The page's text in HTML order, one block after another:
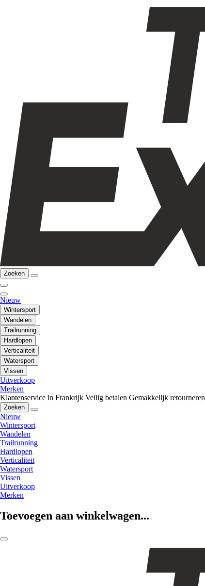
Zoeken
Nieuw
Wintersport
Wandelen
Trailrunning
Hardlopen
Verticaliteit
Watersport
Vissen
Uitverkoop
Merken
Klantenservice in Frankrijk Veilig betalen Gemakkelijk retourneren
Zoeken
Nieuw
Wintersport
Wandelen
Trailrunning
Hardlopen
Verticaliteit
Watersport
Vissen
Uitverkoop
Merken
Toevoegen aan winkelwagen...